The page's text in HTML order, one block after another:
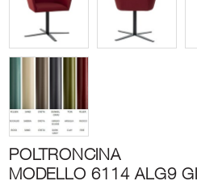
POLTRONCINA
MODELLO 6114 ALG9